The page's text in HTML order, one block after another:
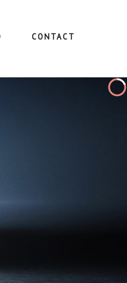
CONTACT